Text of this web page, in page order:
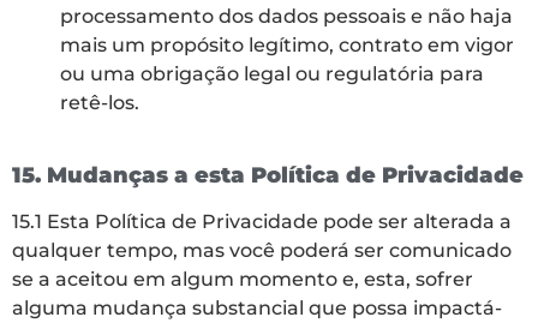
processamento dos dados pessoais e não haja
mais um propósito legítimo, contrato em vigor
ou uma obrigação legal ou regulatória para
retê-los.
15. Mudanças a esta Política de Privacidade
15.1 Esta Política de Privacidade pode ser alterada a
qualquer tempo, mas você poderá ser comunicado
se a aceitou em algum momento e, esta, sofrer
alguma mudança substancial que possa impactá-